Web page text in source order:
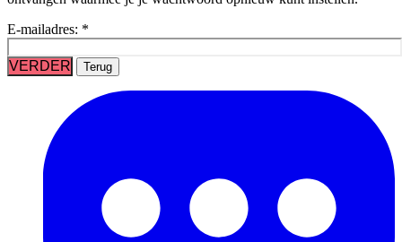
E-mailadres: *
VERDER Terug